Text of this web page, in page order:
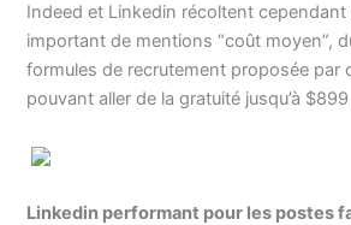
Indeed et Linkedin récoltent
important de mentions “coût moyen”,
formules de recrutement proposée par
pouvant aller de la gratuité jusqu’à
Linkedin performant pour les postes